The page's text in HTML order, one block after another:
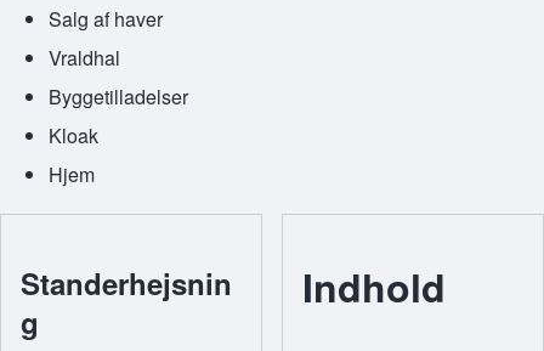
Salg af haver
Vraldhal
Byggetilladelser
Kloak
Hjem
Standerhejsnin
g
Indhold